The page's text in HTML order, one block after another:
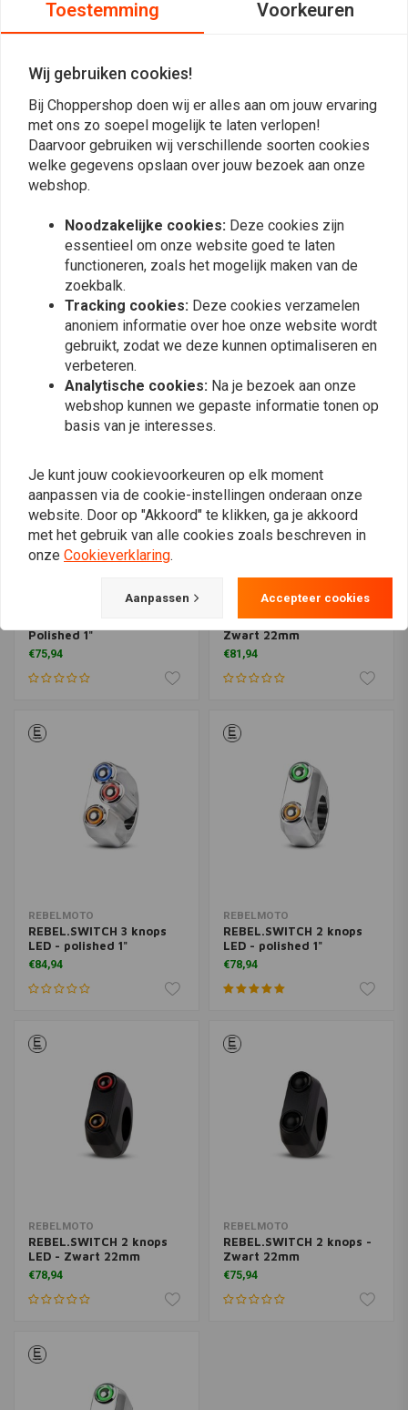
LED - polished 22mm
€84,94
Polished 22mm
REBELMOTO
REBEL.SWITCH 3 knops -
Zwart 1"
REBEL.SWITCH 2 knops
LED - Zwart 1"
€78,94
Polished 1"
€75,94
REBELMOTO
REBEL.SWITCH 3 knops -
Zwart 22mm
€81,94
REBELMOTO
REBEL.SWITCH 3 knops
LED - polished 1"
€84,94
REBELMOTO
REBEL.SWITCH 2 knops
LED - polished 1"
€78,94
REBELMOTO
REBEL.SWITCH 2 knops
LED - Zwart 22mm
€78,94
REBELMOTO
REBEL.SWITCH 2 knops -
Zwart 22mm
€75,94
Toestemming Voorkeuren
Wij gebruiken cookies!
Bij Choppershop doen wij er alles aan om jouw ervaring
met ons zo soepel mogelijk te laten verlopen!
Daarvoor gebruiken wij verschillende soorten cookies
welke gegevens opslaan over jouw bezoek aan onze
webshop.
Noodzakelijke cookies: Deze cookies zijn
essentieel om onze website goed te laten
functioneren, zoals het mogelijk maken van de
zoekbalk.
Tracking cookies: Deze cookies verzamelen
anoniem informatie over hoe onze website wordt
gebruikt, zodat we deze kunnen optimaliseren en
verbeteren.
Analytische cookies: Na je bezoek aan onze
webshop kunnen we gepaste informatie tonen op
basis van je interesses.
Je kunt jouw cookievoorkeuren op elk moment
aanpassen via de cookie-instellingen onderaan onze
website. Door op "Akkoord" te klikken, ga je akkoord
met het gebruik van alle cookies zoals beschreven in
onze Cookieverklaring.
Aanpassen Accepteer cookies